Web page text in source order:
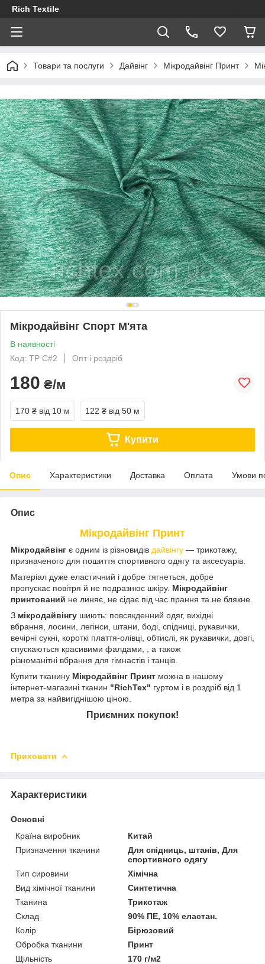
Rich Textile
Товари та послуги Дайвінг Мікродайвінг Принт
Мікродайвінг Спорт М'ята
В наявності
Код: TP C#2
Опт і роздріб
180 ₴/м
170 ₴ від 10 м 122 ₴ від 50 м
Купити
Опис Характеристики Доставка Оплата Умови
Опис
Мікродайвінг Принт
Мікродайвінг є одним із різновидів дайвінгу — трикотажу,
призначеного для пошиття спортивного одягу та аксесуарів.
Матеріал дуже еластичний і добре тягнеться, добре
пропускає повітря й не подразнює шкіру. Мікродайвінг
принтований не линяє, не сідає під час прання та не блякне.
З мікродайвінгу шиють: повсякденний одяг, вихідні
вбрання, лосини, легінси, штани, боді, спідниці, рукавички,
вечірні сукні, короткі плаття-олівці, обтислі, як рукавички, довгі,
спускаються красивими фалдами, , а також
різноманітні вбрання для гімнастів і танців.
Купити тканину Мікродайвінг Принт можна в нашому
інтернет-магазині тканин "RichTex" гуртом і в роздріб від 1
метра за найвигіднішою ціною.
Приємних покупок!
Приховати
Характеристики
Основні
Країна виробник
Китай
Призначення тканини
Для спідниць, штанів, Для
спортивного одягу
Тип сировини
Хімічна
Вид хімічної тканини
Синтетична
Тканина
Трикотаж
Склад
90% ПЕ, 10% еластан.
Колір
Бірюзовий
Обробка тканини
Принт
Щільність
170 г/м2